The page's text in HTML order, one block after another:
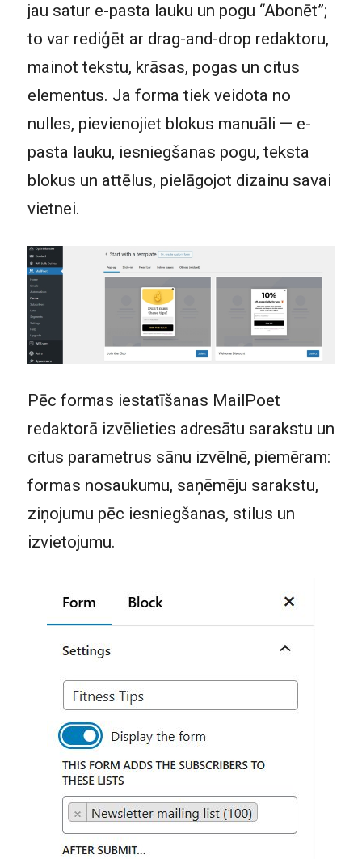
jau satur e-pasta lauku un pogu “Abonēt”;
to var rediģēt ar drag-and-drop redaktoru,
mainot tekstu, krāsas, pogas un citus
elementus. Ja forma tiek veidota no
nulles, pievienojiet blokus manuāli — e-
pasta lauku, iesniegšanas pogu, teksta
blokus un attēlus, pielāgojot dizainu savai
vietnei.
Pēc formas iestatīšanas MailPoet
redaktorā izvēlieties adresātu sarakstu un
citus parametrus sānu izvēlnē, piemēram:
formas nosaukumu, saņēmēju sarakstu,
ziņojumu pēc iesniegšanas, stilus un
izvietojumu.